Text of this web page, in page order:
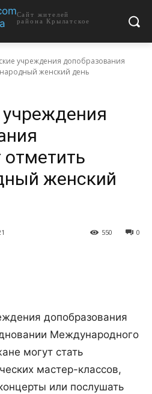
Сайт жителей
района Крылатское
учреждения допобразования
женский день
женский
0
550
допобразования
Международного
могут стать
мастер-классов,
или послушать